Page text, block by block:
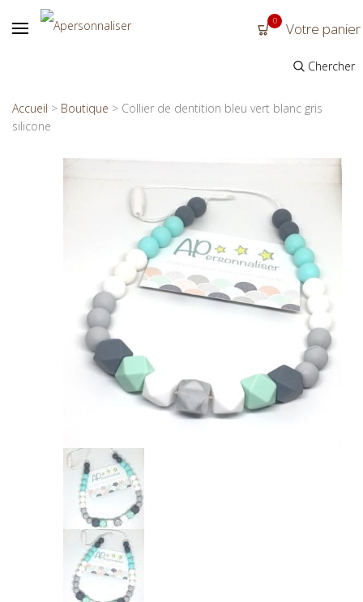
0 Votre panier
Chercher
Accueil > Boutique > Collier de dentition bleu vert blanc gris
silicone